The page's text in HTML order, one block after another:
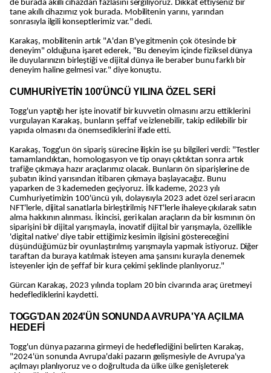
de burada akıllı cihazdan fazlasını sergiliyoruz. Dikkat ettiyseniz bir
tane akıllı cihazımız yok burada. Mobilitenin yarını, yarından
sonrasıyla ilgili konseptlerimiz var." dedi.
Karakaş, mobilitenin artık "A'dan B'ye gitmenin çok ötesinde bir
deneyim" olduğuna işaret ederek, "Bu deneyim içinde fiziksel dünya
ile duyularınızın birleştiği ve dijital dünya ile beraber bunu farklı bir
deneyim haline gelmesi var." diye konuştu.
CUMHURİYETİN 100'ÜNCÜ YILINA ÖZEL SERİ
Togg'un yaptığı her işte inovatif bir kuvvetin olmasını arzu ettiklerini
vurgulayan Karakaş, bunların şeffaf ve izlenebilir, takip edilebilir bir
yapıda olmasını da önemsediklerini ifade etti.
Karakaş, Togg'un ön sipariş sürecine ilişkin ise şu bilgileri verdi: "Testler
tamamlandıktan, homologasyon ve tip onayı çıktıktan sonra artık
trafiğe çıkmaya hazır araçlarımız olacak. Bunların ön siparişlerine de
şubatın ikinci yarısından itibaren çıkmaya başlayacağız. Bunu
yaparken de 3 kademeden geçiyoruz. İlk kademe, 2023 yılı
Cumhuriyetimizin 100'üncü yılı, dolayısıyla 2023 adet özel seri aracın
NFT'lerle, dijital sanatlarla birleştirilmiş NFT'lerle ihaleye çıkılarak satın
alma hakkının alınması. İkincisi, geri kalan araçların da bir kısmının ön
siparişini bir dijital yarışmayla, inovatif dijital bir yarışmayla, özellikle
'digital native' diye tabir ettiğimiz kesimin ilgisini göstereceğini
düşündüğümüz bir oyunlaştırılmış yarışmayla yapmak istiyoruz. Diğer
taraftan da buraya katılmak isteyen ama şansını kurayla denemek
isteyenler için de şeffaf bir kura çekimi şeklinde planlıyoruz."
Gürcan Karakaş, 2023 yılında toplam 20 bin civarında araç üretmeyi
hedeflediklerini kaydetti.
TOGG'DAN 2024'ÜN SONUNDA AVRUPA'YA AÇILMA
HEDEFİ
Togg'un dünya pazarına girmeyi de hedeflediğini belirten Karakaş,
"2024'ün sonunda Avrupa'daki pazarın gelişmesiyle de Avrupa'ya
açılmayı planlıyoruz ve o doğrultuda da ülke ülke genişleterek